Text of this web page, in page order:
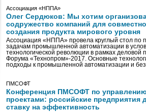
Ассоциация «НППА»
Олег Сердюков: Мы хотим
содружество компаний для
создания продукта мирового уровня
Ассоциация «НППА» провела круглый стол по
задачам промышленной автоматизации в
технологической революции в рамках деловой
Форума «Технопром»-2017. Основные
подходы к промышленной автоматизации и
ПМСОФТ
Конференция ПМСОФТ по
проектами: российские предприятия
ставку на эффективность